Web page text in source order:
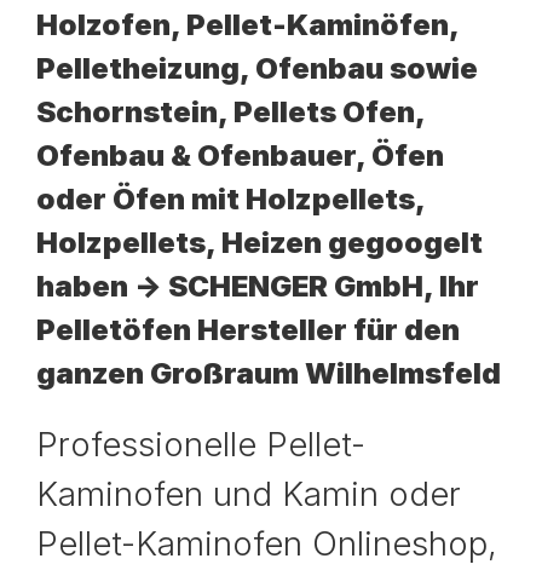
Holzofen, Pellet-Kaminöfen,
Pelletheizung, Ofenbau sowie
Schornstein, Pellets Ofen,
Ofenbau & Ofenbauer, Öfen
oder Öfen mit Holzpellets,
Holzpellets, Heizen gegoogelt
haben -> SCHENGER GmbH, Ihr
Pelletöfen Hersteller für den
ganzen Großraum Wilhelmsfeld
Professionelle Pellet-
Kaminofen und Kamin oder
Pellet-Kaminofen Onlineshop,